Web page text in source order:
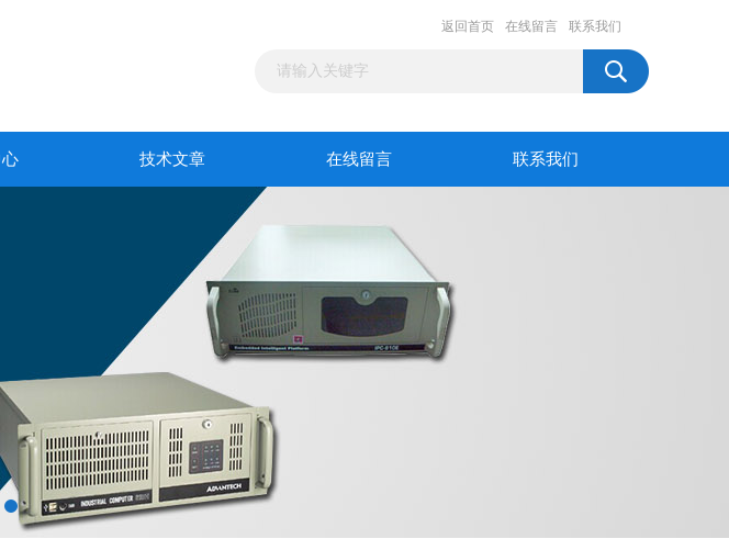
返回首页 在线留言 联系我们
技术文章 在线留言 联系我们